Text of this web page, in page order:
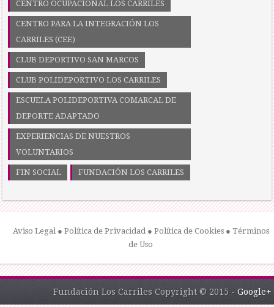
CENTRO OCUPACIONAL LOS CARRILES
CENTRO PARA LA INTEGRACIÓN LOS
CARRILES (CEE)
CLUB DEPORTIVO SAN MARCOS
CLUB POLIDEPORTIVO LOS CARRILES
ESCUELA POLIDEPORTIVA COMARCAL DE
DEPORTE ADAPTADO
EXPERIENCIAS DE NUESTROS
VOLUNTARIOS
FIN SOCIAL FUNDACIÓN LOS CARRILES
Aviso Legal ● Política de Privacidad ● Política de Cookies● Términos
de Uso
Fundación Los Carriles Copyright © 2015 - Google+